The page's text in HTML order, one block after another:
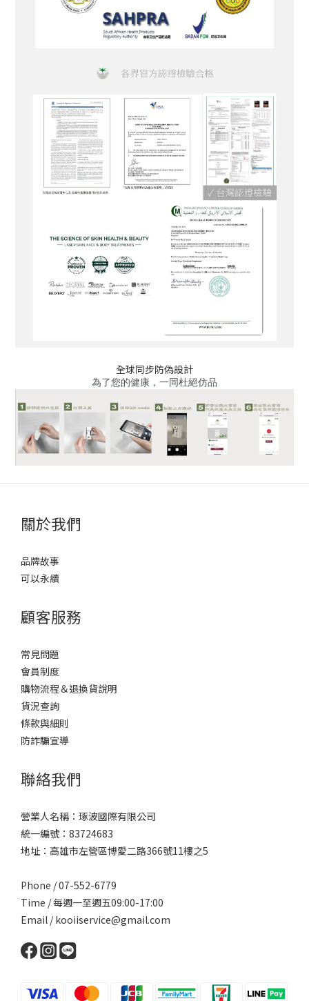
全球同步防偽設計
為了您的健康，一同杜絕仿品
關於我們
品牌故事
可以永續
顧客服務
常見問題
會員制度
購物流程＆退換貨說明
貨況查詢
條款與細則
防詐騙宣導
聯絡我們
營業人名稱：琢波國際有限公司
統一編號：83724683
地址：高雄市左營區博愛二路366號11樓之5
Phone / 07-552-6779
Time / 每週一至週五09:00-17:00
Email /kooiiservice@gmail.com